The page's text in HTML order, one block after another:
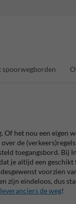
spoorwegborden
het nou een eigen
de
toegangsbord. Bij
je altijd een
voorzien
zijn eindeloos, dus
de weg!